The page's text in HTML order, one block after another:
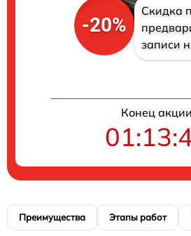
-20%
Скидка
записи
Конец акции
Преимущества Этапы работ